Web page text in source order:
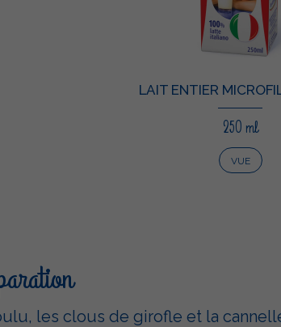
LAIT ENTIER
250 ml
VUE
les clous de girofle et la